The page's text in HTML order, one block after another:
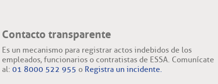
Contacto transparente
Es un mecanismo para registrar actos indebidos de los
empleados, funcionarios o contratistas de ESSA. Comunícate
al:01 8000 522 955 o Registra un incidente.